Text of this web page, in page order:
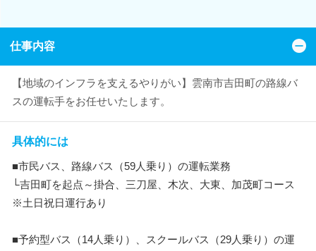
仕事内容
【地域のインフラを支えるやりがい】雲南市吉田町の路線バ
スの運転手をお任せいたします。
具体的には
■市民バス、路線バス（59人乗り）の運転業務
└吉田町を起点～掛合、三刀屋、木次、大東、加茂町コース
※土日祝日運行あり
■予約型バス（14人乗り）、スクールバス（29人乗り）の運